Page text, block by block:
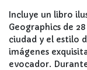
Incluye un libro
Geographics de
ciudad y el estilo
imágenes
evocador.